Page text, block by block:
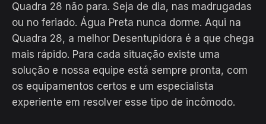
Quadra 28 não para. Seja de dia, nas madrugadas
ou no feriado. Água Preta nunca dorme. Aqui na
Quadra 28, a melhor Desentupidora é a que chega
mais rápido. Para cada situação existe uma
solução e nossa equipe está sempre pronta, com
os equipamentos certos e um especialista
experiente em resolver esse tipo de incômodo.
EM CAMPO